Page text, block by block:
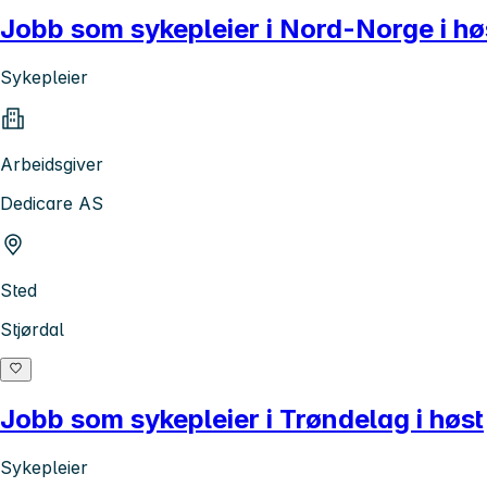
Jobb som sykepleier i Nord-Norge i
Sykepleier
Arbeidsgiver
Dedicare AS
Sted
Stjørdal
Jobb som sykepleier i Trøndelag i høst
Sykepleier